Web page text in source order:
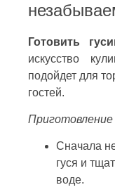
Готовить
искусство
подойдет для
гостей.
Приготовление
Сначала
гуся и
воде.